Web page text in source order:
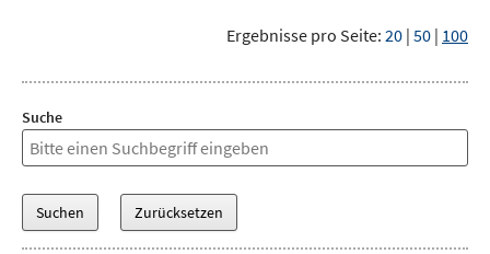
Ergebnisse pro Seite: 20 | 50 | 100
Suche